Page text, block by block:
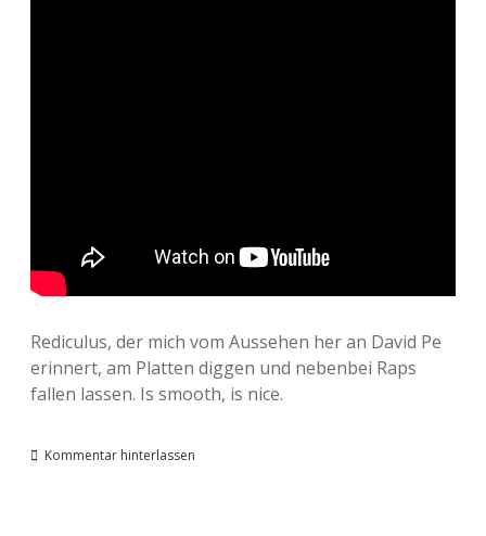
Rediculus, der mich vom Aussehen her an David Pe
erinnert, am Platten diggen und nebenbei Raps
fallen lassen. Is smooth, is nice.
Kommentar hinterlassen